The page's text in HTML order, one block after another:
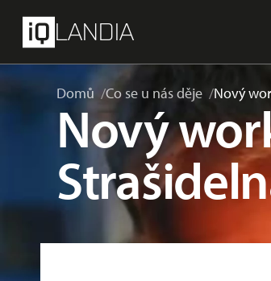
LANDIA
Domů Co se u nás děje Nový
Nový